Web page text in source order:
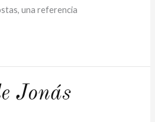
una referencia
Jonás